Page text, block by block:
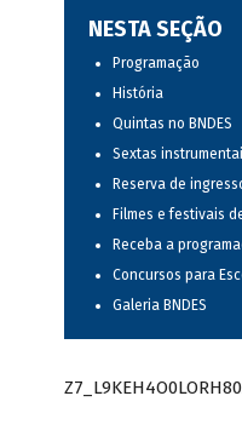
NESTA SEÇÃO
Programação
História
Quintas no BNDES
Sextas
Reserva de
Filmes e festivais
Receba a
Concursos para
Galeria BNDES